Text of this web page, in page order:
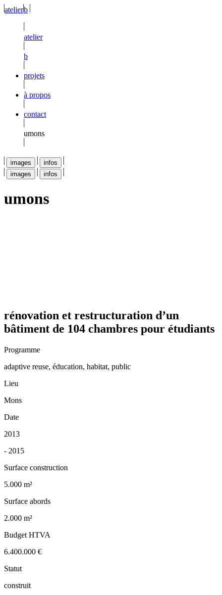
atelierb
atelier
b
projets
à propos
contact
umons
images
infos
images
infos
umons
rénovation et restructuration d’un
bâtiment de 104 chambres pour étudiants
Programme
adaptive reuse, éducation, habitat, public
Lieu
Mons
Date
2013
- 2015
Surface construction
5.000 m²
Surface abords
2.000 m²
Budget HTVA
6.400.000 €
Statut
construit